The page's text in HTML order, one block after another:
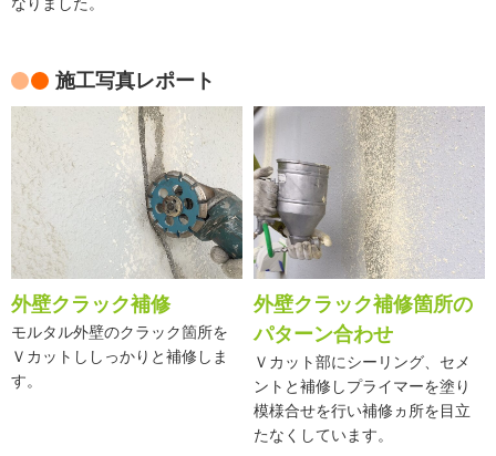
施工写真レポート
外壁クラック補修
モルタル外壁のクラック箇所を
Ｖカットししっかりと補修しま
す。
外壁クラック補修箇所の
パターン合わせ
Ｖカット部にシーリング、セメ
ントと補修しプライマーを塗り
模様合せを行い補修ヵ所を目立
たなくしています。